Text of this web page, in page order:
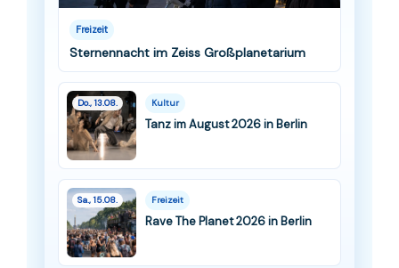
Freizeit
Sternennacht im Zeiss Großplanetarium
Do., 13.08. Kultur
Tanz im August 2026 in Berlin
Sa., 15.08. Freizeit
Rave The Planet 2026 in Berlin